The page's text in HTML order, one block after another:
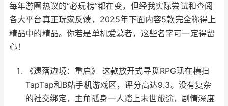
每年游圈热议的“必玩榜”都在变，但经我实际尝试和查阅
各大平台真正玩家反馈，2025年下面内容5款完全称得上
精品中的精品。你若是单机爱慕者，这些名字可一定得留
心！
《遗落边境：重启》 这款放开式寻觅RPG现在横扫
TapTap和B站手机游戏区，评分高达9.3。没有复杂
的社交绑定，主角孤身一人踏上末世旅途，剧情深度